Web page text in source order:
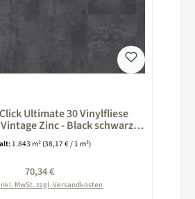
Ultimate 30 Vinylfliese
Vintage Zinc - Black schwarz
260024039
1.843 m² (38,17 € / 1 m²)
Regulärer Preis:
70,34 €
MwSt. zzgl. Versandkosten